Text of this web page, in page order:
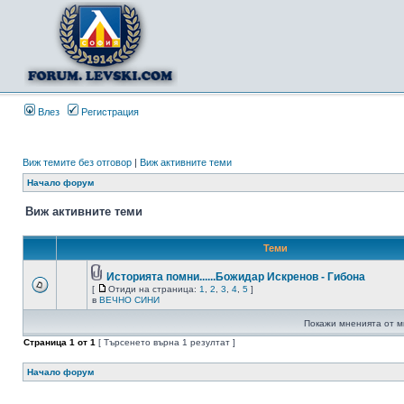
Влез Регистрация
Виж темите без отговор | Виж активните теми
Начало форум
Виж активните теми
Теми
Историята помни......Божидар Искренов - Гибона
[ Отиди на страница: 1 2 3 4 5 ]
в ВЕЧНО СИНИ
Покажи мненията от
Страница 1 от 1 [ Търсенето върна 1 резултат ]
Начало форум